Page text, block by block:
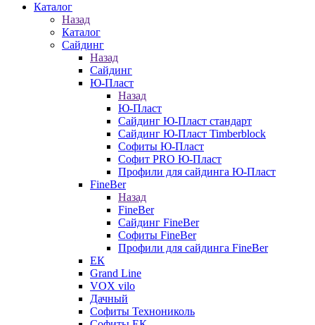
Каталог
Назад
Каталог
Сайдинг
Назад
Сайдинг
Ю-Пласт
Назад
Ю-Пласт
Сайдинг Ю-Пласт стандарт
Сайдинг Ю-Пласт Timberblock
Софиты Ю-Пласт
Софит PRO Ю-Пласт
Профили для сайдинга Ю-Пласт
FineBer
Назад
FineBer
Сайдинг FineBer
Софиты FineBer
Профили для сайдинга FineBer
ЕК
Grand Line
VOX vilo
Дачный
Софиты Технониколь